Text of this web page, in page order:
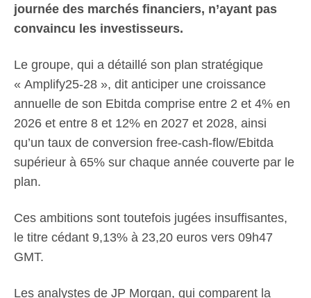
journée des marchés financiers, n’ayant pas
convaincu les investisseurs.
Le groupe, qui a détaillé son plan stratégique
« Amplify25-28 », dit anticiper une croissance
annuelle de son Ebitda comprise entre 2 et 4% en
2026 et entre 8 et 12% en 2027 et 2028, ainsi
qu’un taux de conversion free-cash-flow/Ebitda
supérieur à 65% sur chaque année couverte par le
plan.
Ces ambitions sont toutefois jugées insuffisantes,
le titre cédant 9,13% à 23,20 euros vers 09h47
GMT.
Les analystes de JP Morgan, qui comparent la